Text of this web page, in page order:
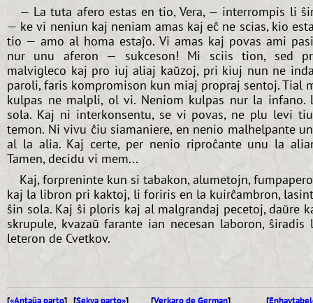
— La tuta afero estas en tio, Vera, — interrompis li
— ke vi neniun kaj neniam amas kaj eĉ ne scias, kio
tio — amo al homa estaĵo. Vi amas kaj povas ami
nur unu aferon — sukceson! Mi sciis tion, sed
malvigleco kaj pro iuj aliaj kaŭzoj, pri kiuj nun ne
paroli, faris kompromison kun miaj propraj sentoj. Tial
kulpas ne malpli, ol vi. Neniom kulpas nur la infano.
sola. Kaj ni interkonsentu, se vi povas, ne plu levi
temon. Ni vivu ĉiu siamaniere, en nenio malhelpante
al la alia. Kaj certe, per nenio riproĉante unu la
Tamen, decidu vi mem...
Kaj, forpreninte kun si tabakon, alumetojn,
kaj la libron pri kaktoj, li foriris en la kuirĉambron,
ŝin sola. Kaj ŝi ploris kaj al malgrandaj pecetoj, daŭre
skrupule, kvazaŭ farante ian necesan laboron, ŝiradis
leteron de Cvetkov.
[«Antaŭa parto] [Sekva parto»] [Verkaro de German] [